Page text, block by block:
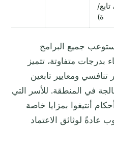
تابع/
ة)
جميع البرامج
بدرجات متفاوتة، تتميز
تنافسي ومعايير تابعين
في المنطقة. للأسر التي
أنتيغوا بمزايا خاصة
عادةً لوثائق الاعتماد